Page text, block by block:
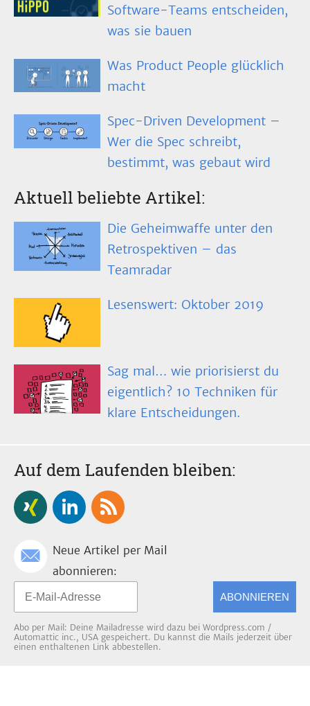
Software-Teams entscheiden,
was sie bauen
Was Product People glücklich
macht
Spec-Driven Development –
Wer die Spec schreibt,
bestimmt, was gebaut wird
Aktuell beliebte Artikel:
Die Geheimwaffe unter den
Retrospektiven – das
Teamradar
Lesenswert: Oktober 2019
Sag mal… wie priorisierst du
eigentlich? 10 Techniken für
klare Entscheidungen.
Auf dem Laufenden bleiben:
Neue Artikel per Mail
abonnieren:
ABONNIEREN
Abo per Mail: Deine Mailadresse wird dazu bei Wordpress.com /
Automattic inc., USA gespeichert. Du kannst die Mails jederzeit über
einen enthaltenen Link abbestellen.